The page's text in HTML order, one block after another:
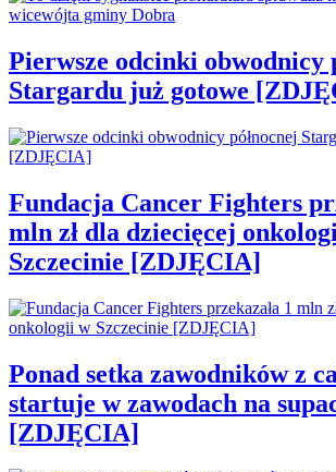
Pierwsze odcinki obwodnicy
Stargardu już gotowe
Fundacja Cancer Fighters
mln zł dla dziecięcej
Szczecinie [ZDJĘCIA]
Ponad setka zawodników z
startuje w zawodach na
[ZDJĘCIA]